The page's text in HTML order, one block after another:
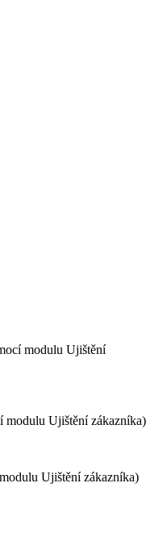
modulu Ujištění
modulu Ujištění zákazníka)
Ujištění zákazníka)